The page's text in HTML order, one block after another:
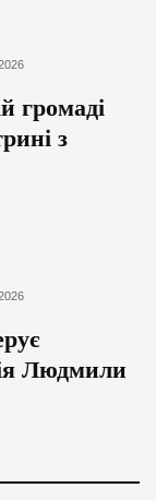
громаді
з
Людмили